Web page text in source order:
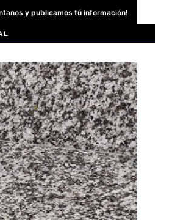
y publicamos tú información!